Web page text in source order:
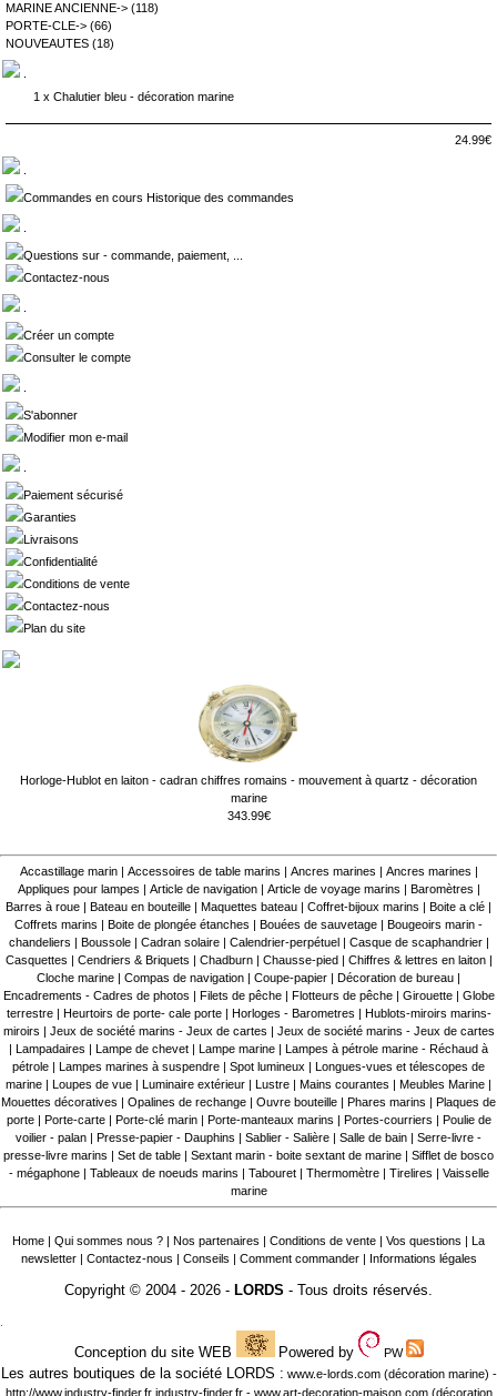
MARINE ANCIENNE-> (118)
PORTE-CLE-> (66)
NOUVEAUTES (18)
1 x Chalutier bleu - décoration marine
24.99€
Commandes en cours Historique des commandes
Questions sur - commande, paiement, ...
Contactez-nous
Créer un compte
Consulter le compte
S'abonner
Modifier mon e-mail
Paiement sécurisé
Garanties
Livraisons
Confidentialité
Conditions de vente
Contactez-nous
Plan du site
Horloge-Hublot en laiton - cadran chiffres romains - mouvement à quartz - décoration
marine
343.99€
Accastillage marin| Accessoires de table marins Ancres marines Ancres marines
Appliques pour lampes
Article de navigation| Article de voyage marins Baromètres
Barres à roue
Bateau en bouteille Maquettes bateau Coffret-bijoux marins Boite a clé
Coffrets marins
Boite de plongée étanches Bouées de sauvetage
Bougeoirs marin -
chandeliers
Boussole| Cadran solaire| Calendrier-perpétuel Casque de scaphandrier|
Casquettes
Cendriers & Briquets Chadburn| Chausse-pied Chiffres & lettres en laiton|
Cloche marine
Compas de navigation Coupe-papier Décoration de bureau
Encadrements - Cadres de photos
Filets de pêche| Flotteurs de pêche| Girouette| Globe
terrestre| Heurtoirs de porte- cale porte| Horloges - Barometres
Hublots-miroirs marins-
miroirs
Jeux de société marins - Jeux de cartes
Jeux de société marins - Jeux de cartes
Lampadaires Lampe de chevet Lampe marine
Lampes à pétrole marine - Réchaud à
pétrole
Lampes marines à suspendre Spot lumineux
Longues-vues et télescopes de
marine
Loupes de vue Luminaire extérieur Lustre Mains courantes Meubles Marine
Mouettes décoratives
Opalines de rechange Ouvre bouteille Phares marins
Plaques de
porte| Porte-carte| Porte-clé marin Porte-manteaux marins Portes-courriers
Poulie de
voilier - palan
Presse-papier - Dauphins Sablier - Salière Salle de bain
Serre-livre -
presse-livre marins
Set de table Sextant marin - boite sextant de marine
Sifflet de bosco
- mégaphone| Tableaux de noeuds marins Tabouret| Thermomètre| Tirelires
Vaisselle
marine
Home Qui sommes nous ? Nos partenaires Conditions de vente Vos questions
La
newsletter
Contactez-nous Conseils Comment commander Informations légales
Copyright © 2004 - 2026 - LORDS - Tous droits réservés.
.
Conception du site WEB Powered by PW
Les autres boutiques de la société LORDS : www.e-lords.com(décoration marine) -
http://www.industry-finder.frindustry-finder.fr - www.art-decoration-maison.com(décoration